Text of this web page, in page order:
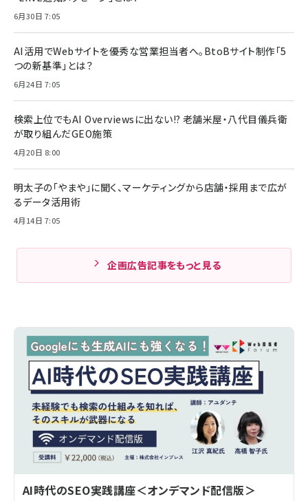
6月30日 7:05
AI活用でWebサイトを優秀な営業担当者へ。BtoBサイト制作「5
つの新基準」とは？
6月24日 7:05
検索上位でもAI Overviewsに出ない!? 老舗米屋・八代目儀兵衛
が取り組んだGEO施策
4月20日 8:00
明太子の「やまや」に聞く、マーケティングから店舗・採用まで広が
るデータ活用術
4月14日 7:05
企画広告記事をもっと見る
AI時代のSEO実践講座＜オンデマンド配信版＞